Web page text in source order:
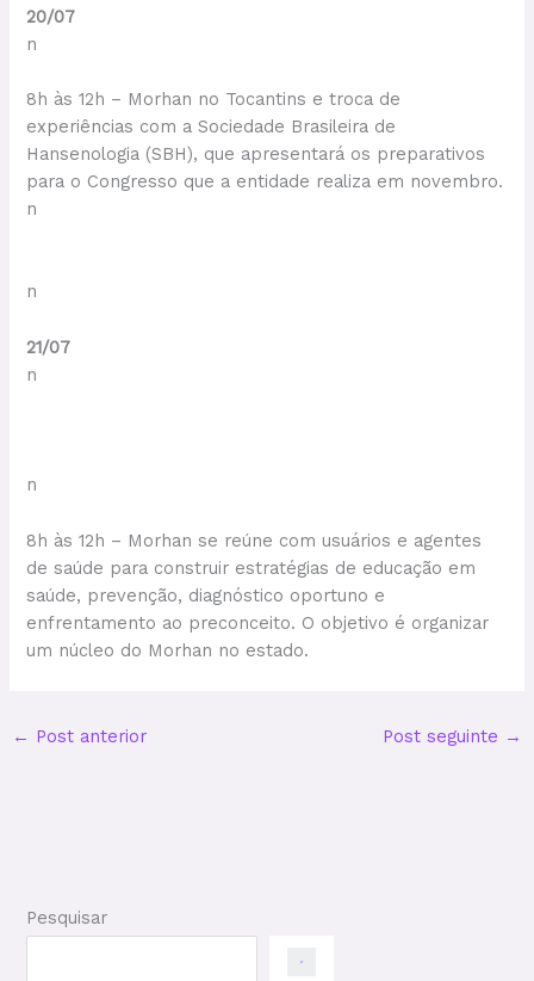
20/07
n
8h às 12h – Morhan no Tocantins e troca de
experiências com a Sociedade Brasileira de
Hansenologia (SBH), que apresentará os preparativos
para o Congresso que a entidade realiza em novembro.
n
n
21/07
n
n
8h às 12h – Morhan se reúne com usuários e agentes
de saúde para construir estratégias de educação em
saúde, prevenção, diagnóstico oportuno e
enfrentamento ao preconceito. O objetivo é organizar
um núcleo do Morhan no estado.
← Post anterior Post seguinte →
Pesquisar